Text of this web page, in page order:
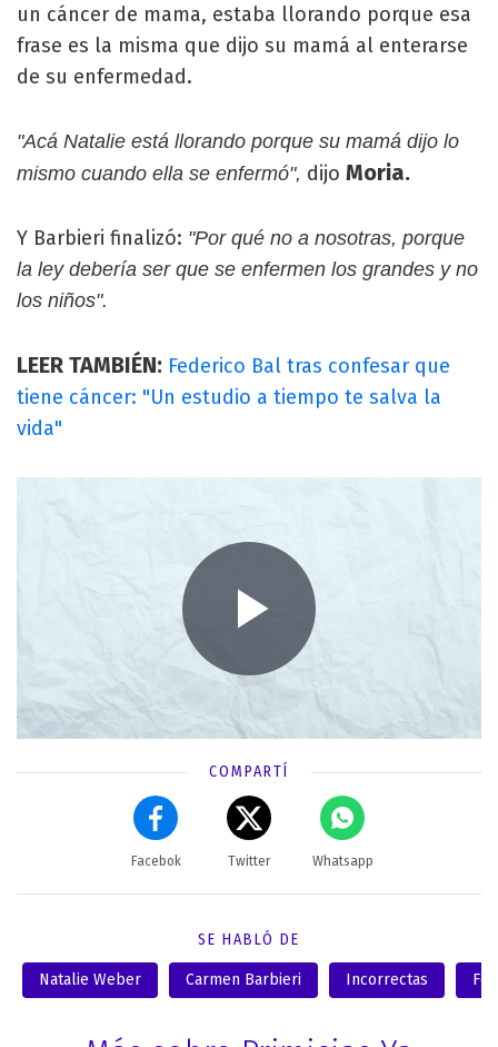
un cáncer de mama, estaba llorando porque esa
frase es la misma que dijo su mamá al enterarse
de su enfermedad.
"Acá Natalie está llorando porque su mamá dijo lo
mismo cuando ella se enfermó", dijo Moria.
Y Barbieri finalizó: "Por qué no a nosotras, porque
la ley debería ser que se enfermen los grandes y no
los niños".
LEER TAMBIÉN: Federico Bal tras confesar que
tiene cáncer: "Un estudio a tiempo te salva la
vida"
COMPARTÍ
Facebok Twitter Whatsapp
SE HABLÓ DE
Natalie Weber Carmen Barbieri Incorrectas